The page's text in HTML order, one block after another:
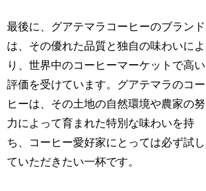
最後に、グアテマラコーヒーのブランド
は、その優れた品質と独自の味わいによ
り、世界中のコーヒーマーケットで高い
評価を受けています。グアテマラのコー
ヒーは、その土地の自然環境や農家の努
力によって育まれた特別な味わいを持
ち、コーヒー愛好家にとっては必ず試し
ていただきたい一杯です。